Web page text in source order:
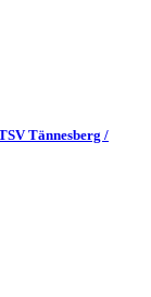
Tännesberg /